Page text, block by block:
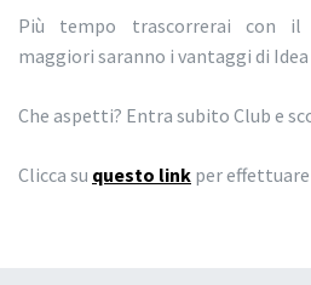
Più tempo trascorrerai con il
maggiori saranno i vantaggi di Idea
Che aspetti? Entra subito Club e
Clicca su questo link per